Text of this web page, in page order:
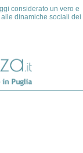
considerato un vero e
dinamiche sociali dei